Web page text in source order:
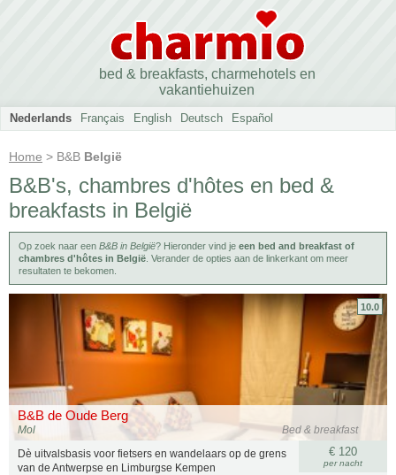
bed & breakfasts, charmehotels en
vakantiehuizen
Nederlands Français English Deutsch Español
Home > B&B België
B&B's, chambres d'hôtes en bed &
breakfasts in België
Op zoek naar een B&B in België? Hieronder vind je een bed and breakfast of
chambres d'hôtes in België . Verander de opties aan de linkerkant om meer
resultaten te bekomen.
B&B de Oude Berg
Bed & breakfast
Mol
10.0
€ 120
per nacht
Dè uitvalsbasis voor fietsers en wandelaars op de grens
van de Antwerpse en Limburgse Kempen